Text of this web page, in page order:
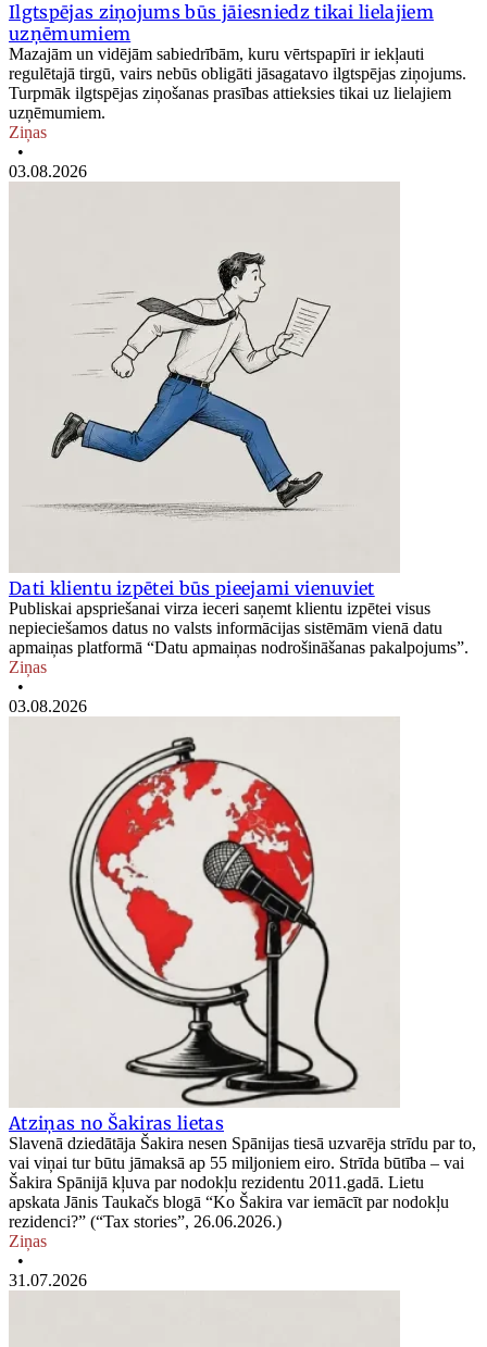
Ilgtspējas ziņojums būs jāiesniedz tikai lielajiem
uzņēmumiem
Mazajām un vidējām sabiedrībām, kuru vērtspapīri ir iekļauti
regulētajā tirgū, vairs nebūs obligāti jāsagatavo ilgtspējas ziņojums.
Turpmāk ilgtspējas ziņošanas prasības attieksies tikai uz lielajiem
uzņēmumiem.
Ziņas
•
03.08.2026
Dati klientu izpētei būs pieejami vienuviet
Publiskai apspriešanai virza ieceri saņemt klientu izpētei visus
nepieciešamos datus no valsts informācijas sistēmām vienā datu
apmaiņas platformā “Datu apmaiņas nodrošināšanas pakalpojums”.
Ziņas
•
03.08.2026
Atziņas no Šakiras lietas
Slavenā dziedātāja Šakira nesen Spānijas tiesā uzvarēja strīdu par to,
vai viņai tur būtu jāmaksā ap 55 miljoniem eiro. Strīda būtība – vai
Šakira Spānijā kļuva par nodokļu rezidentu 2011.gadā. Lietu
apskata Jānis Taukačs blogā “Ko Šakira var iemācīt par nodokļu
rezidenci?” (“Tax stories”, 26.06.2026.)
Ziņas
•
31.07.2026